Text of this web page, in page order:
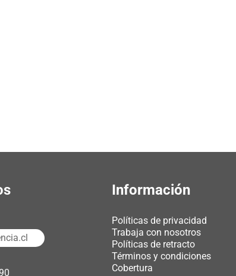
Información
Políticas de privacidad
Trabaja con nosotros
Políticas de retracto
Términos y condiciones
Cobertura